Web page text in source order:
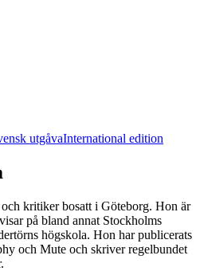
utgåvaInternational edition
kritiker bosatt i Göteborg. Hon är
på bland annat Stockholms
högskola. Hon har publicerats
och Mute och skriver regelbundet